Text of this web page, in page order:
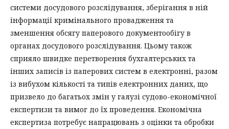
системи досудового розслідування, зберігання в ній
інформації кримінального провадження та
зменшення обсягу паперового документообігу в
органах досудового розслідування. Цьому також
сприяло швидке перетворення бухгалтерських та
інших записів із паперових систем в електронні, разом
із вибухом кількості та типів електронних даних, що
призвело до багатьох змін у галузі судово-економічної
експертизи та вимог до їх проведення. Економічна
експертиза потребує напрацювань з оцінки та обробки